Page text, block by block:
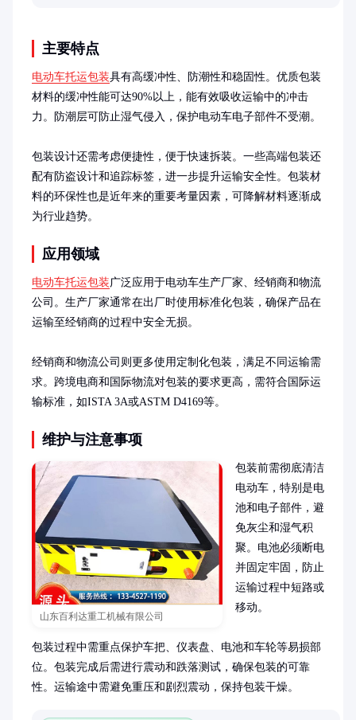
主要特点
电动车托运包装具有高缓冲性、防潮性和稳固性。优质包装
材料的缓冲性能可达90%以上，能有效吸收运输中的冲击
力。防潮层可防止湿气侵入，保护电动车电子部件不受潮。
包装设计还需考虑便捷性，便于快速拆装。一些高端包装还
配有防盗设计和追踪标签，进一步提升运输安全性。包装材
料的环保性也是近年来的重要考量因素，可降解材料逐渐成
为行业趋势。
应用领域
电动车托运包装广泛应用于电动车生产厂家、经销商和物流
公司。生产厂家通常在出厂时使用标准化包装，确保产品在
运输至经销商的过程中安全无损。
经销商和物流公司则更多使用定制化包装，满足不同运输需
求。跨境电商和国际物流对包装的要求更高，需符合国际运
输标准，如ISTA 3A或ASTM D4169等。
维护与注意事项
山东百利达重工机械有限公司
包装前需彻底清洁
电动车，特别是电
池和电子部件，避
免灰尘和湿气积
聚。电池必须断电
并固定牢固，防止
运输过程中短路或
移动。
包装过程中需重点保护车把、仪表盘、电池和车轮等易损部
位。包装完成后需进行震动和跌落测试，确保包装的可靠
性。运输途中需避免重压和剧烈震动，保持包装干燥。